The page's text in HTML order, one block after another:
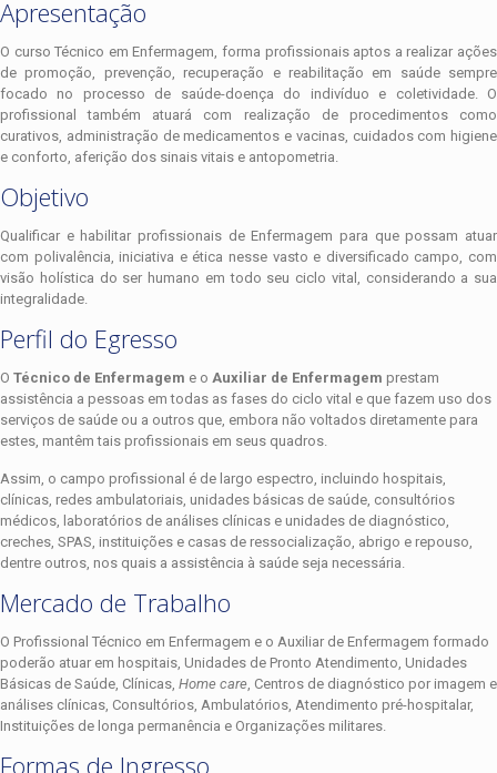
Apresentação
O curso Técnico em Enfermagem, forma profissionais aptos a realizar ações
de promoção, prevenção, recuperação e reabilitação em saúde sempre
focado no processo de saúde-doença do indivíduo e coletividade. O
profissional também atuará com realização de procedimentos como
curativos, administração de medicamentos e vacinas, cuidados com higiene
e conforto, aferição dos sinais vitais e antopometria.
Objetivo
Qualificar e habilitar profissionais de Enfermagem para que possam atuar
com polivalência, iniciativa e ética nesse vasto e diversificado campo, com
visão holística do ser humano em todo seu ciclo vital, considerando a sua
integralidade.
Perfil do Egresso
O Técnico de Enfermagem e o Auxiliar de Enfermagem prestam
assistência a pessoas em todas as fases do ciclo vital e que fazem uso dos
serviços de saúde ou a outros que, embora não voltados diretamente para
estes, mantêm tais profissionais em seus quadros.
Assim, o campo profissional é de largo espectro, incluindo hospitais,
clínicas, redes ambulatoriais, unidades básicas de saúde, consultórios
médicos, laboratórios de análises clínicas e unidades de diagnóstico,
creches, SPAS, instituições e casas de ressocialização, abrigo e repouso,
dentre outros, nos quais a assistência à saúde seja necessária.
Mercado de Trabalho
O Profissional Técnico em Enfermagem e o Auxiliar de Enfermagem formado
poderão atuar em hospitais, Unidades de Pronto Atendimento, Unidades
Básicas de Saúde, Clínicas, Home care, Centros de diagnóstico por imagem e
análises clínicas, Consultórios, Ambulatórios, Atendimento pré-hospitalar,
Instituições de longa permanência e Organizações militares.
Formas de Ingresso